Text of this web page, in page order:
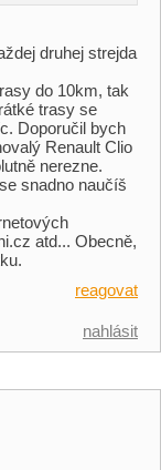
druhej strejda
do 10km, tak
trasy se
Doporučil bych
Renault Clio
nerezne.
snadno naučíš
atd... Obecně,
reagovat
nahlásit